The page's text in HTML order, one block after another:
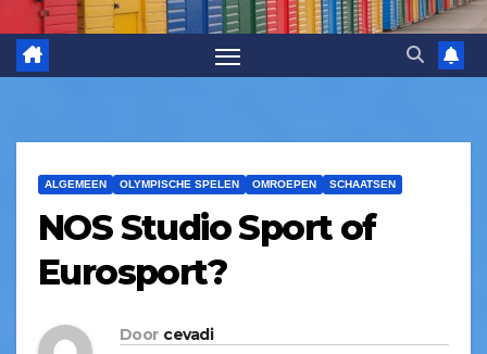
ALGEMEEN OLYMPISCHE SPELEN OMROEPEN SCHAATSEN
NOS Studio Sport of
Eurosport?
Door cevadi